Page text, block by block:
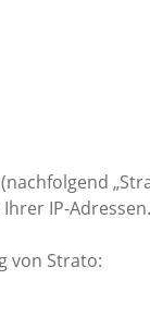
IP-Adressen.
von Strato: